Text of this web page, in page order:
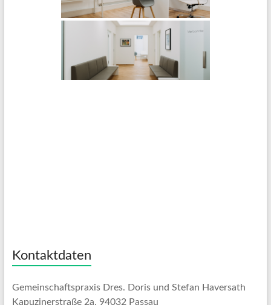
Kontaktdaten
Gemeinschaftspraxis Dres. Doris und Stefan Haversath
Kapuzinerstraße 2a, 94032 Passau